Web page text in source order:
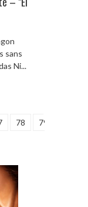
sans
Ni...
78 79